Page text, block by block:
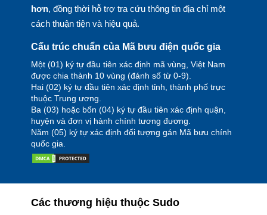
hơn, đồng thời hỗ trợ tra cứu thông tin địa chỉ một
cách thuận tiện và hiệu quả.
Cấu trúc chuẩn của Mã bưu điện quốc gia
Một (01) ký tự đầu tiên xác định mã vùng, Việt Nam
được chia thành 10 vùng (đánh số từ 0-9).
Hai (02) ký tự đầu tiên xác định tỉnh, thành phố trực
thuộc Trung ương.
Ba (03) hoặc bốn (04) ký tự đầu tiên xác định quận,
huyện và đơn vị hành chính tương đương.
Năm (05) ký tự xác định đối tượng gán Mã bưu chính
quốc gia.
Các thương hiệu thuộc Sudo